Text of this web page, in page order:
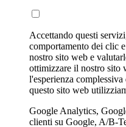
Accettando questi
comportamento dei clic
nostro sito web e
ottimizzare il nostro sito
l'esperienza
questo sito web
Google Analytics,
clienti su Google, A/B-